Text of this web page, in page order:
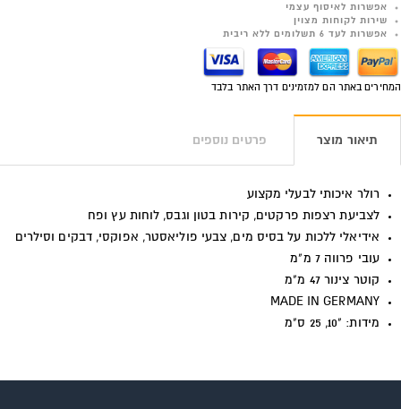
אפשרות לאיסוף עצמי
שירות לקוחות מצוין
אפשרות לעד 6 תשלומים ללא ריבית
המחירים באתר הם למזמינים דרך האתר בלבד
תיאור מוצר פרטים נוספים
רולר איכותי לבעלי מקצוע
לצביעת רצפות פרקטים, קירות בטון וגבס, לוחות עץ ופח
אידיאלי ללכות על בסיס מים, צבעי פוליאסטר, אפוקסי, דבקים וסילרים
עובי פרווה 7 מ"מ
קוטר צינור 47 מ"מ
MADE IN GERMANY
מידות: "10, 25 ס"מ